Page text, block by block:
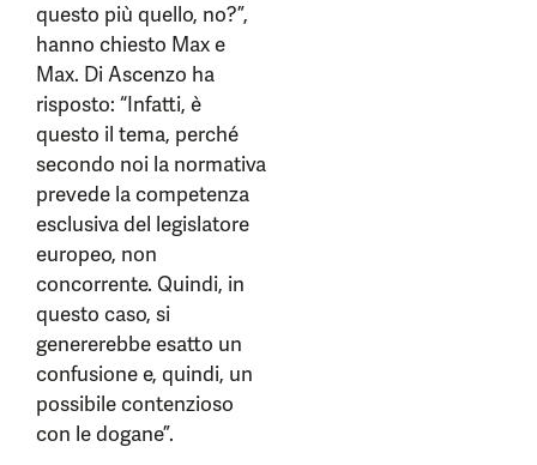
questo più quello, no?”,
hanno chiesto Max e
Max. Di Ascenzo ha
risposto: “Infatti, è
questo il tema, perché
secondo noi la normativa
prevede la competenza
esclusiva del legislatore
europeo, non
concorrente. Quindi, in
questo caso, si
genererebbe esatto un
confusione e, quindi, un
possibile contenzioso
con le dogane”.